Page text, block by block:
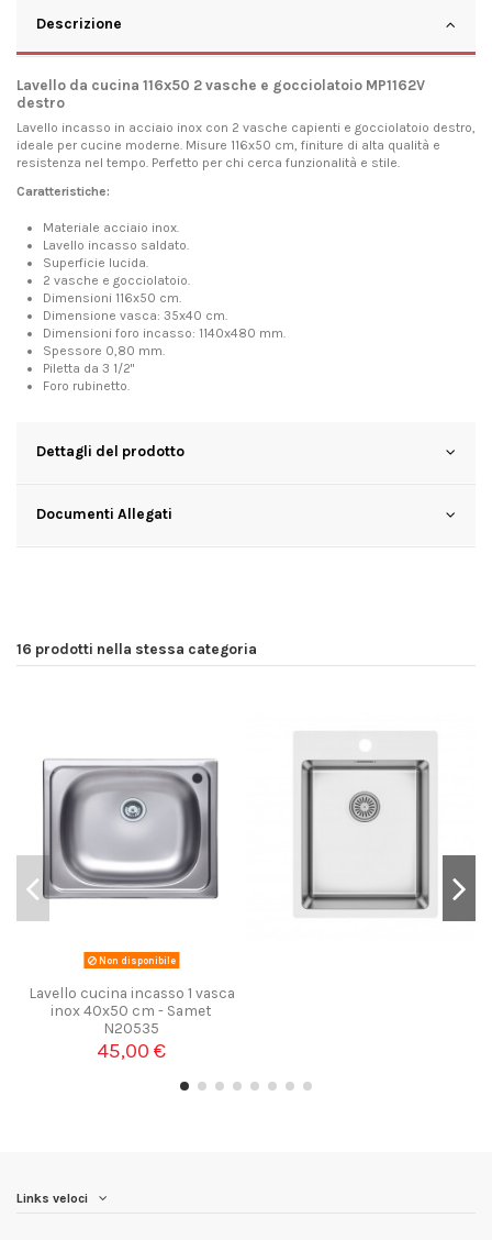
Descrizione
Lavello da cucina 116x50 2 vasche e gocciolatoio MP1162V
destro
Lavello incasso in acciaio inox con 2 vasche capienti e gocciolatoio destro,
ideale per cucine moderne. Misure 116x50 cm, finiture di alta qualità e
resistenza nel tempo. Perfetto per chi cerca funzionalità e stile.
Caratteristiche:
Materiale acciaio inox.
Lavello incasso saldato.
Superficie lucida.
2 vasche e gocciolatoio.
Dimensioni 116x50 cm.
Dimensione vasca: 35x40 cm.
Dimensioni foro incasso: 1140x480 mm.
Spessore 0,80 mm.
Piletta da 3 1/2"
Foro rubinetto.
Dettagli del prodotto
Documenti Allegati
16 prodotti nella stessa categoria
Non disponibile
Lavello cucina incasso 1 vasca
inox 40x50 cm - Samet
N20535
45,00 €
Links veloci